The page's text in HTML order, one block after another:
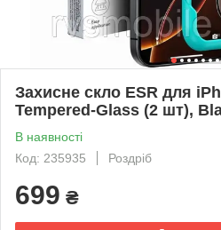
Захисне скло ESR для
Tempered-Glass (2 шт),
В наявності
Код: 235935
Роздріб
699 ₴